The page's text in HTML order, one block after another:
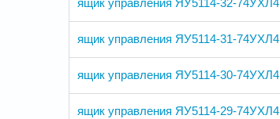
ящик управления ЯУ5114-32-74УХЛ4
ящик управления ЯУ5114-31-74УХЛ4
ящик управления ЯУ5114-30-74УХЛ4
ящик управления ЯУ5114-29-74УХЛ4